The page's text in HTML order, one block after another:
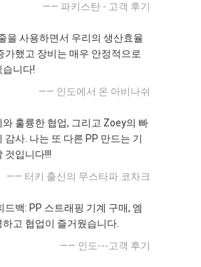
—— 파키스탄 - 고객 후기
을 사용하면서 우리의 생산효율
가했고 장비는 매우 안정적으로
습니다!
—— 인도에서 온 아비나쉬
와 훌륭한 협업, 그리고 Zoey의 빠
감사. 나는 또 다른 PP 만드는 기
것입니다!!!
—— 터키 출신의 무스타파 코차크
드백: PP 스트래핑 기계 구매, 엠
하고 협업이 즐거웠습니다.
—— 인도---고객 후기